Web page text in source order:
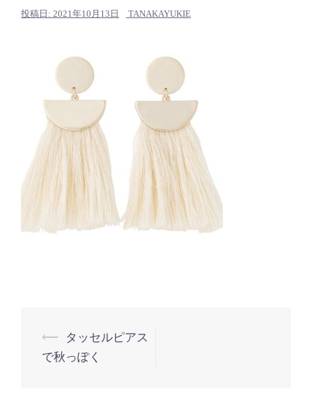
投稿日: 2021年10月13日 TANAKAYUKIE
投
稿
⟵
タッセルピアス
で秋っぽく